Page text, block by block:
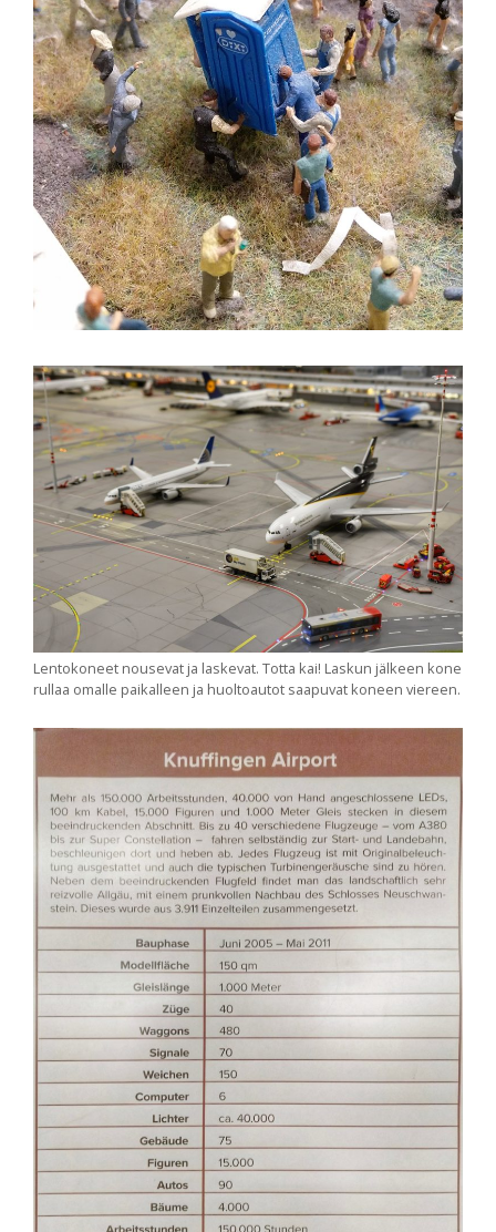
Lentokoneet nousevat ja laskevat. Totta kai! Laskun jälkeen kone
rullaa omalle paikalleen ja huoltoautot saapuvat koneen viereen.